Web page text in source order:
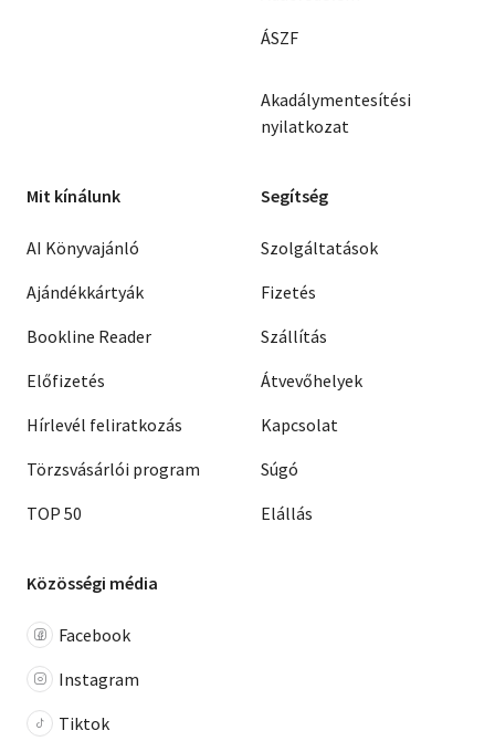
ÁSZF
Akadálymentesítési
nyilatkozat
Mit kínálunk
AI Könyvajánló
Ajándékkártyák
Bookline Reader
Előfizetés
Hírlevél feliratkozás
Törzsvásárlói program
TOP 50
Segítség
Szolgáltatások
Fizetés
Szállítás
Átvevőhelyek
Kapcsolat
Súgó
Elállás
Közösségi média
Facebook
Instagram
Tiktok